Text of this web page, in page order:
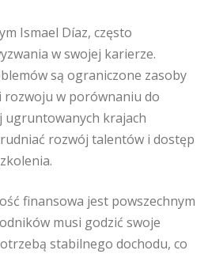
Ismael Díaz, często
w swojej karierze.
są ograniczone zasoby
w porównaniu do
ugruntowanych krajach
rozwój talentów i dostęp
finansowa jest powszechnym
musi godzić swoje
stabilnego dochodu, co